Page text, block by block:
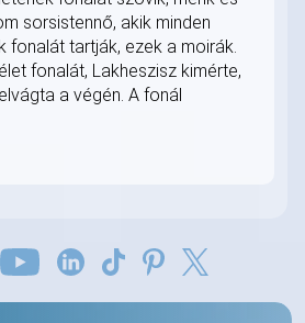
sorsistennő, akik minden
fonalát tartják, ezek a moirák.
fonalát, Lakheszisz kimérte,
a végén. A fonál